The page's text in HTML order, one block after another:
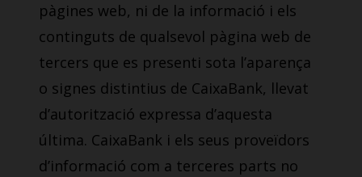
pàgines web, ni de la informació i els
continguts de qualsevol pàgina web de
tercers que es presenti sota l’aparença
o signes distintius de CaixaBank, llevat
d’autorització expressa d’aquesta
última. CaixaBank i els seus proveïdors
d’informació com a terceres parts no